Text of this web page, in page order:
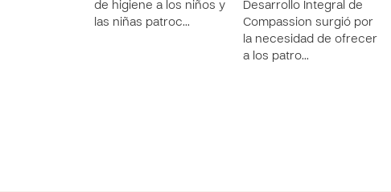
de higiene a los niños y
las niñas patroc…
Desarrollo Integral de
Compassion surgió por
la necesidad de ofrecer
a los patro…